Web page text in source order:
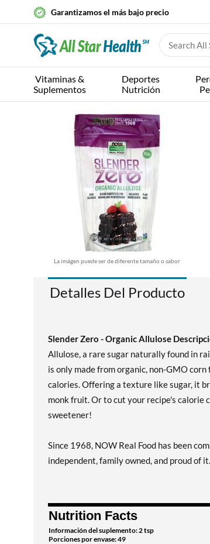
Garantizamos el más bajo precio
Vitaminas &
Suplementos
Deportes
Nutrición
La imágen puede ser de diferente tamaño o sabor
Detalles Del Producto
Slender Zero - Organic Allulose
Allulose, a rare sugar naturally found in
is only made from organic, non-GMO
calories. Offering a texture like sugar, it
monk fruit. Or to cut your recipe's calorie
sweetener!
Since 1968, NOW Real Food has been
independent, family owned, and proud of
Nutrition Facts
Información del suplemento: 2 tsp
Porciones por envase: 49